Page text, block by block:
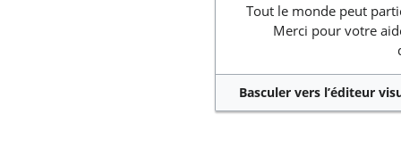
Tout le monde peut
Merci pour votre
Basculer vers l’éditeur